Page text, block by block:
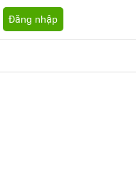
Đăng nhập